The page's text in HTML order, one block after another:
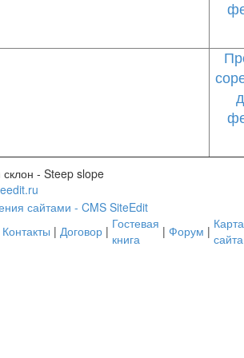
- Steep slope
Контакты | Договор | Гостевая
книга
| Форум | Карта
сайта